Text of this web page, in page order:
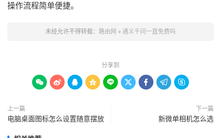
操作流程简单便捷。
未经允许不得转载： 路由网 » 通义千问一直免费吗
分享到
        
上一篇
电脑桌面图标怎么设置随意摆放
下一篇
新微单相机怎么选